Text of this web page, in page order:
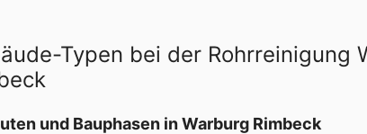
Typen bei der Rohrreinigung
und Bauphasen in Warburg Rimbeck